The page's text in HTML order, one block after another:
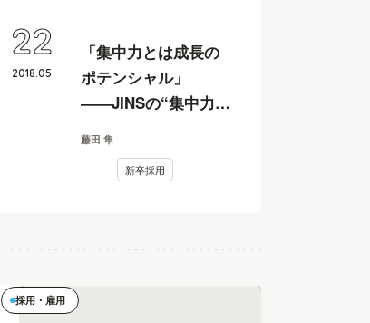
「集中力とは成長の
ポテンシャル」
――JINSの“集中力採
採用の本質
藤田 隼
新卒採用
2018.05
22
採用・雇用